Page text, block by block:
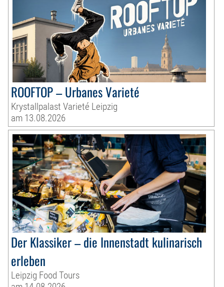
ROOFTOP – Urbanes Varieté
Krystallpalast Varieté Leipzig
am 13.08.2026
Der Klassiker – die Innenstadt kulinarisch
erleben
Leipzig Food Tours